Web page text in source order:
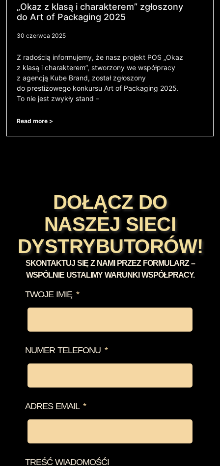
„Okaz z klasą i charakterem” zgłoszony
do Art of Packaging 2025
30 czerwca 2025
Z radością informujemy, że nasz projekt POS „Okaz
z klasą i charakterem”, stworzony we współpracy
z agencją Kube Brand, został zgłoszony
do prestiżowego konkursu Art of Packaging 2025.
To nie jest zwykły stand –
Read more >
DOŁĄCZ DO
NASZEJ SIECI
DYSTRYBUTORÓW!
SKONTAKTUJ SIĘ Z NAMI PRZEZ FORMULARZ –
WSPÓLNIE USTALIMY WARUNKI WSPÓŁPRACY.
TWOJE IMIĘ
NUMER TELEFONU
ADRES EMAIL
TREŚĆ WIADOMOŚĆI